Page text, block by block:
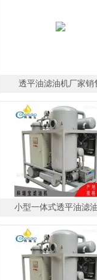
透平油滤油机厂家销
小型一体式透平油滤